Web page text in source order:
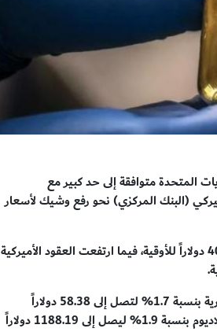
المتحدة متوافقة إلى حد كبير مع
(البنك المركزي) نحو رفع وشيك لأسعار
وصعد سعر الذهب في المعاملات الفورية بنسبة 0.8% ليصل إلى 4032.74 دولاراً للأوقية، فيما ارتفعت العقود الأميركية
وفيما يتعلق بالمعادن النفيسة الأخرى، ارتفعت الفضة في المعاملات الفورية بنسبة 1.7% لتصل إلى 58.38 دولاراً
للأوقية، كما صعد البلاتين بنسبة 1.8% إلى 1606.61 دولارات، وارتفع البلاديوم بنسبة 1.9% ليصل إلى 1188.19 دولاراً